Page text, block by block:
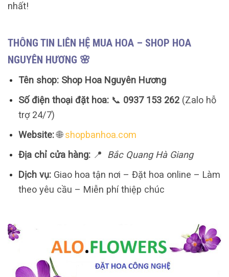
nhất!
THÔNG TIN LIÊN HỆ MUA HOA – SHOP HOA
NGUYÊN HƯƠNG 🌸
Tên shop: Shop Hoa Nguyên Hương
Số điện thoại đặt hoa:📞 0937 153 262(Zalo hỗ
trợ 24/7)
Website:🌐shopbanhoa.com
Địa chỉ cửa hàng:📍
Bắc Quang Hà Giang
Dịch vụ:Giao hoa tận nơi – Đặt hoa online – Làm
theo yêu cầu – Miễn phí thiệp chúc